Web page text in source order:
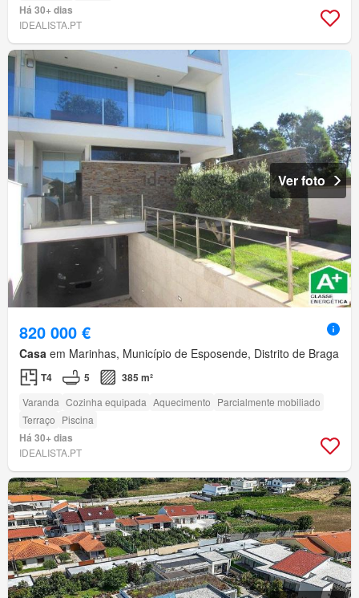
Há 30+ dias
IDEALISTA.PT
Ver foto
820 000 €
Casa em Marinhas, Município de Esposende, Distrito de Braga
T4 5 385 m²
Varanda Cozinha equipada Aquecimento Parcialmente mobiliado
Terraço Piscina
Há 30+ dias
IDEALISTA.PT